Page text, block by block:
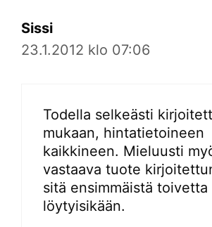
Sissi
23.1.2012 klo 07:06
Todella selkeästi
mukaan, hintatietoineen
kaikkineen. Mieluusti
vastaava tuote
sitä ensimmäistä toivetta
löytyisikään.